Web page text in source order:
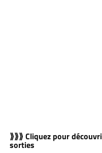
⟫⟫⟫ Cliquez pour
sorties